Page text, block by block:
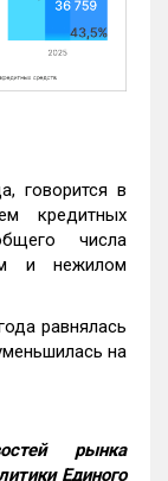
говорится в
кредитных
числа
и нежилом
равнялась
на
рынка
Единого